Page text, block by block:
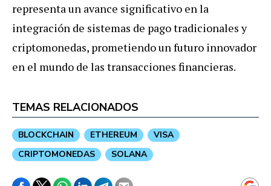
representa un avance significativo en la
integración de sistemas de pago tradicionales y
criptomonedas, prometiendo un futuro innovador
en el mundo de las transacciones financieras.
TEMAS RELACIONADOS
BLOCKCHAIN ETHEREUM
VISA
CRIPTOMONEDAS
SOLANA